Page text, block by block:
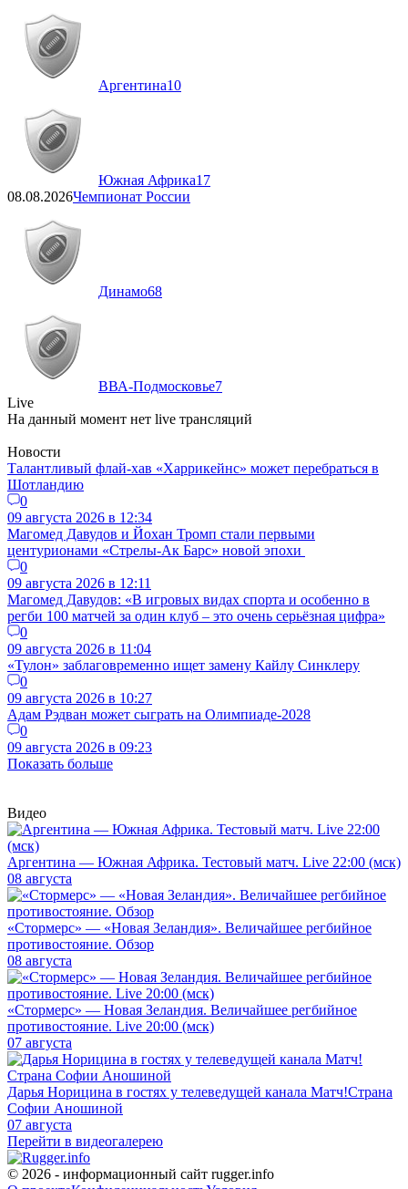
Аргентина10
Южная Африка17
08.08.2026Чемпионат России
Динамо68
ВВА-Подмосковье7
Live
На данный момент нет live трансляций
Новости
Талантливый флай-хав «Харрикейнс» может перебраться в
Шотландию
0
09 августа 2026 в 12:34
Магомед Давудов и Йохан Тромп стали первыми
центурионами «Стрелы-Ак Барс» новой эпохи
0
09 августа 2026 в 12:11
Магомед Давудов: «В игровых видах спорта и особенно в
регби 100 матчей за один клуб – это очень серьёзная цифра»
0
09 августа 2026 в 11:04
«Тулон» заблаговременно ищет замену Кайлу Синклеру
0
09 августа 2026 в 10:27
Адам Рэдван может сыграть на Олимпиаде-2028
0
09 августа 2026 в 09:23
Показать больше
Видео
Аргентина — Южная Африка. Тестовый матч. Live 22:00 (мск)
08 августа
«Стормерс» — «Новая Зеландия». Величайшее регбийное
противостояние. Обзор
08 августа
«Стормерс» — Новая Зеландия. Величайшее регбийное
противостояние. Live 20:00 (мск)
07 августа
Дарья Норицина в гостях у телеведущей канала Матч!Страна
Софии Аношиной
07 августа
Перейти в видеогалерею
© 2026 - информационный сайт rugger.info